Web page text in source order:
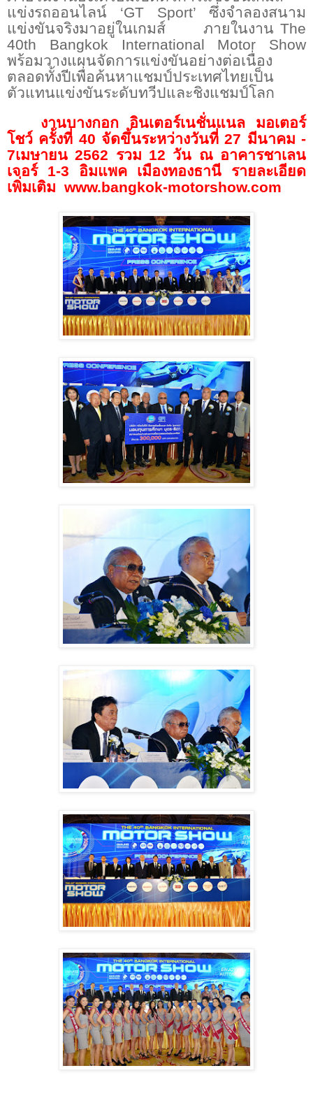
แข่งรถออนไลน์ ‘GT Sport’ ซึ่งจำลองสนาม
แข่งขันจริงมาอยู่ในเกมส์
ภายในงาน The
40th Bangkok International Motor Show
พร้อมวางแผนจัดการแข่งขันอย่างต่อเนื่อง
ตลอดทั้งปีเพื่อค้นหาแชมป์ประเทศไทยเป็น
ตัวแทนแข่งขันระดับทวีปและชิงแชมป์โลก
งานบางกอก อินเตอร์เนชั่นแนล มอเตอร์
โชว์ ครั้งที่ 40 จัดขึ้นระหว่างวันที่ 27 มีนาคม -
7เมษายน 2562 รวม 12 วัน ณ อาคารชาเลน
เจอร์ 1-3 อิมแพค เมืองทองธานี รายละเอียด
เพิ่มเติม www.bangkok-motorshow.com